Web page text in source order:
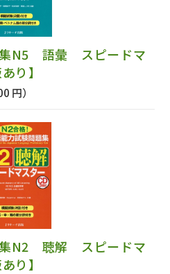
集N5 語彙 スピードマ
り】
円）
集N2 聴解 スピードマ
り】